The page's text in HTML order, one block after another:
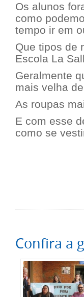
Os alunos
como
tempo ir em
Que tipos de
Escola La
Geralmente
mais velha
As roupas
E com esse
como se
Confira a